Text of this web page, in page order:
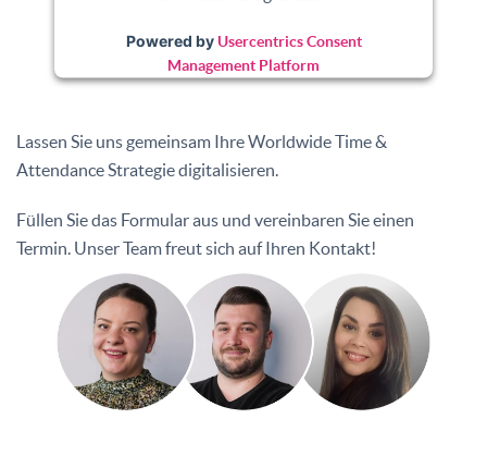
Powered by Usercentrics Consent
Management Platform
Lassen Sie uns gemeinsam Ihre Worldwide Time &
Attendance Strategie digitalisieren.
Füllen Sie das Formular aus und vereinbaren Sie einen
Termin. Unser Team freut sich auf Ihren Kontakt!